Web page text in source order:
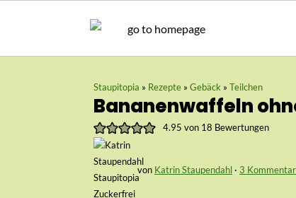
Staupitopia » Rezepte » Gebäck » Teilchen
Bananenwaffeln
4.95 von 18 Bewertungen
von Katrin Staupendahl · 3